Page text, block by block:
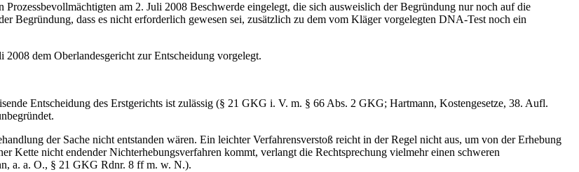
am 2. Juli 2008 Beschwerde eingelegt, die sich ausweislich der Begründung nur noch auf die
Begründung, dass es nicht erforderlich gewesen sei, zusätzlich zu dem vom Kläger vorgelegten DNA-Test noch ein
dem Oberlandesgericht zur Entscheidung vorgelegt.
Entscheidung des Erstgerichts ist zulässig (§ 21 GKG i. V. m. § 66 Abs. 2 GKG; Hartmann, Kostengesetze, 38. Aufl.
der Sache nicht entstanden wären. Ein leichter Verfahrensverstoß reicht in der Regel nicht aus, um von der Erhebung
Kette nicht endender Nichterhebungsverfahren kommt, verlangt die Rechtsprechung vielmehr einen schweren
a. a. O., § 21 GKG Rdnr. 8 ff m. w. N.).